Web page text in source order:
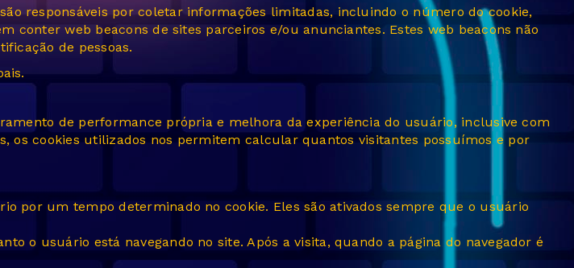
responsáveis por coletar informações limitadas, incluindo o número do cookie,
conter web beacons de sites parceiros e/ou anunciantes. Estes web beacons não
de pessoas.
de performance própria e melhora da experiência do usuário, inclusive com
os cookies utilizados nos permitem calcular quantos visitantes possuímos e por
por um tempo determinado no cookie. Eles são ativados sempre que o usuário
o usuário está navegando no site. Após a visita, quando a página do navegador é